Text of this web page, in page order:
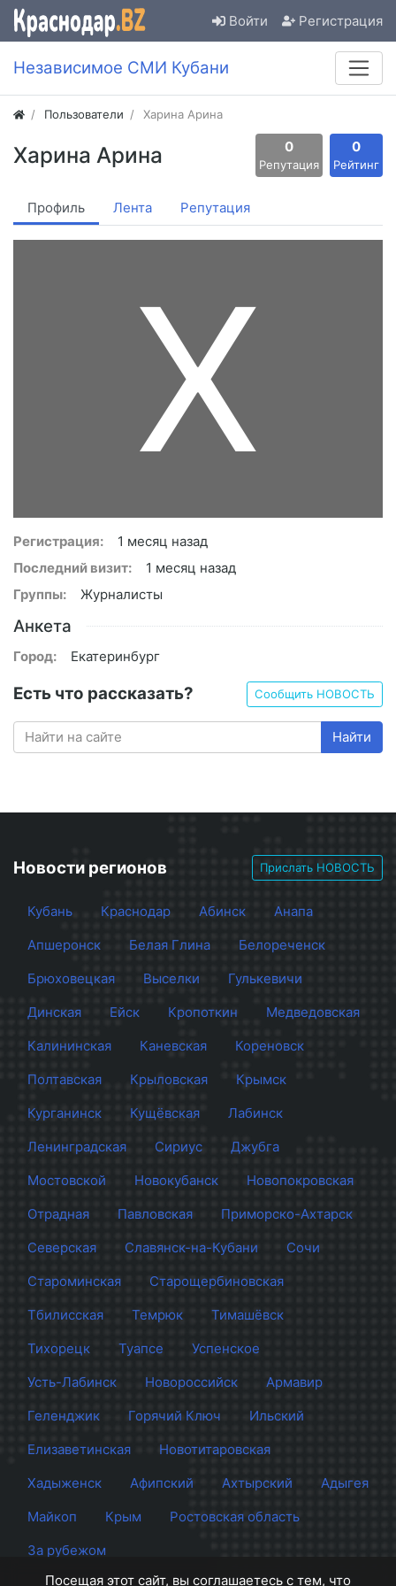
Войти Регистрация
Независимое СМИ Кубани
Пользователи Харина Арина
Харина Арина 0
Репутация
0
Рейтинг
Профиль Лента Репутация
Х
Регистрация:
1 месяц назад
Последний визит:
1 месяц назад
Группы:
Журналисты
Анкета
Город: Екатеринбург
Есть что рассказать? Сообщить НОВОСТЬ
Найти
Новости регионов Прислать НОВОСТЬ
Кубань Краснодар Абинск
Анапа
Апшеронск
Белая Глина
Белореченск
Брюховецкая
Выселки
Гулькевичи
Динская
Ейск Кропоткин
Медведовская
Калининская
Каневская
Кореновск
Полтавская
Крыловская
Крымск
Курганинск
Кущёвская
Лабинск
Ленинградская
Сириус
Джубга
Мостовской
Новокубанск
Новопокровская
Отрадная
Павловская
Приморско-Ахтарск
Северская
Славянск-на-Кубани
Сочи
Староминская
Старощербиновская
Тбилисская
Темрюк
Тимашёвск
Тихорецк
Туапсе
Успенское
Усть-Лабинск
Новороссийск
Армавир
Геленджик
Горячий Ключ
Ильский
Елизаветинская
Новотитаровская
Хадыженск
Афипский Ахтырский
Адыгея
Майкоп
Крым
Ростовская область
За рубежом
Посещая этот сайт, вы соглашаетесь с тем, что